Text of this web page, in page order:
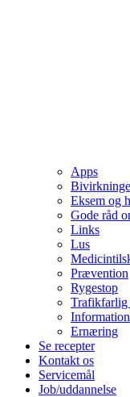
Apps
Eksem og
Gode råd
Links
Lus
Prævention
Rygestop
Trafikfarlig
Ernæring
Se recepter
Kontakt os
Servicemål
Job/uddannelse